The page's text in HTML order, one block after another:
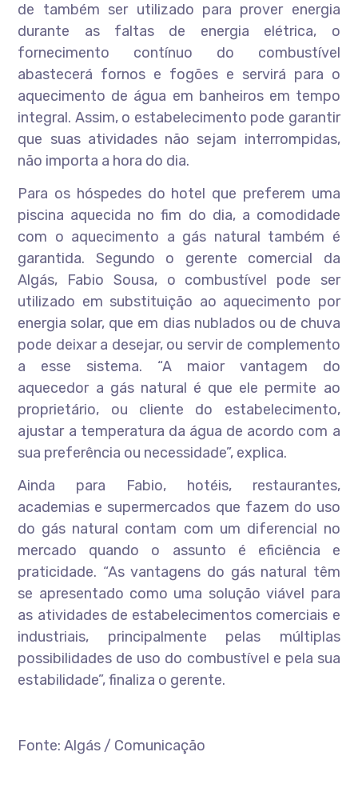
de também ser utilizado para prover energia
durante as faltas de energia elétrica, o
fornecimento contínuo do combustível
abastecerá fornos e fogões e servirá para o
aquecimento de água em banheiros em tempo
integral. Assim, o estabelecimento pode garantir
que suas atividades não sejam interrompidas,
não importa a hora do dia.
Para os hóspedes do hotel que preferem uma
piscina aquecida no fim do dia, a comodidade
com o aquecimento a gás natural também é
garantida. Segundo o gerente comercial da
Algás, Fabio Sousa, o combustível pode ser
utilizado em substituição ao aquecimento por
energia solar, que em dias nublados ou de chuva
pode deixar a desejar, ou servir de complemento
a esse sistema. “A maior vantagem do
aquecedor a gás natural é que ele permite ao
proprietário, ou cliente do estabelecimento,
ajustar a temperatura da água de acordo com a
sua preferência ou necessidade”, explica.
Ainda para Fabio, hotéis, restaurantes,
academias e supermercados que fazem do uso
do gás natural contam com um diferencial no
mercado quando o assunto é eficiência e
praticidade. “As vantagens do gás natural têm
se apresentado como uma solução viável para
as atividades de estabelecimentos comerciais e
industriais, principalmente pelas múltiplas
possibilidades de uso do combustível e pela sua
estabilidade”, finaliza o gerente.
Fonte: Algás / Comunicação